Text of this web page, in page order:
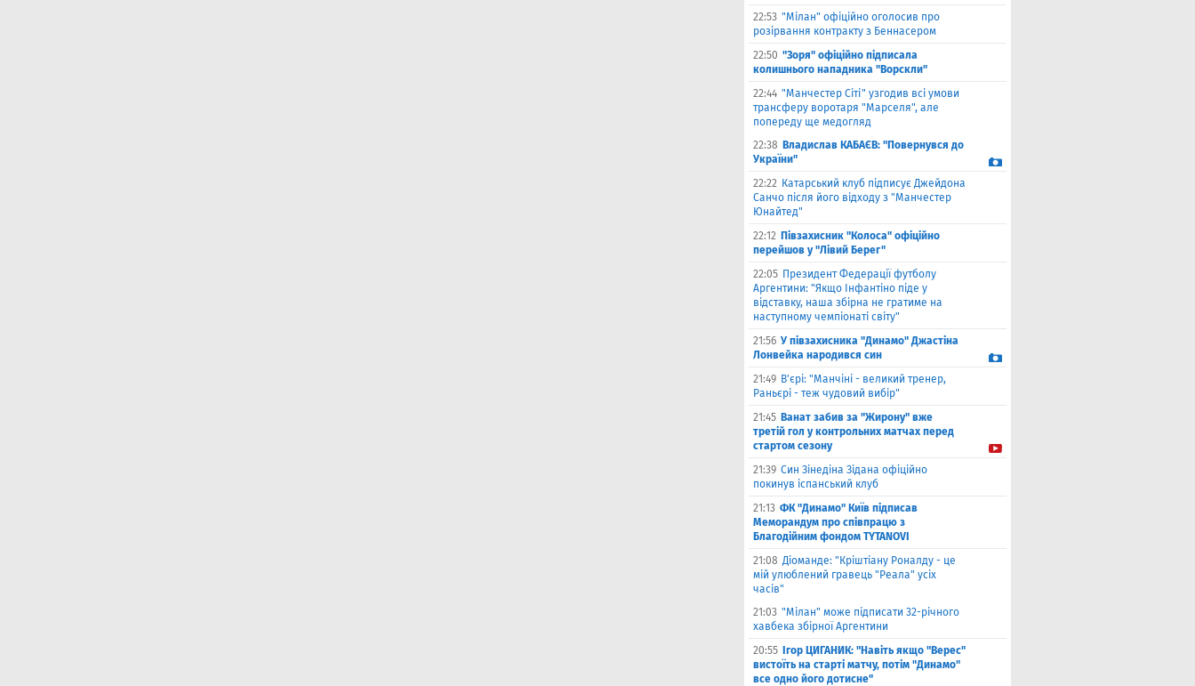
22:53 "Мілан" офіційно оголосив про
розірвання контракту з Беннасером
22:50 "Зоря" офіційно підписала
колишнього нападника "Ворскли"
22:44 "Манчестер Сіті" узгодив всі умови
трансферу воротаря "Марселя", але
попереду ще медогляд
22:38 Владислав КАБАЄВ: "Повернувся до
України"
22:22 Катарський клуб підписує Джейдона
Санчо після його відходу з "Манчестер
Юнайтед"
22:12 Півзахисник "Колоса" офіційно
перейшов у "Лівий Берег"
22:05 Президент Федерації футболу
Аргентини: "Якщо Інфантіно піде у
відставку, наша збірна не гратиме на
наступному чемпіонаті світу"
21:56 У півзахисника "Динамо" Джастіна
Лонвейка народився син
21:49 В'єрі: "Манчіні - великий тренер,
Раньєрі - теж чудовий вибір"
21:45 Ванат забив за "Жирону" вже
третій гол у контрольних матчах перед
стартом сезону
21:39 Син Зінедіна Зідана офіційно
покинув іспанський клуб
21:13 ФК "Динамо" Київ підписав
Меморандум про співпрацю з
Благодійним фондом TYTANOVI
21:08 Діоманде: "Кріштіану Роналду - це
мій улюблений гравець "Реала" усіх
часів"
21:03 "Мілан" може підписати 32-річного
хавбека збірної Аргентини
20:55
Ігор ЦИГАНИК: "Навіть якщо "Верес"
вистоїть на старті матчу, потім "Динамо"
все одно його дотисне"